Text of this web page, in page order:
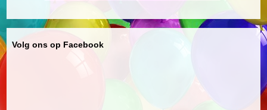
Volg ons op Facebook